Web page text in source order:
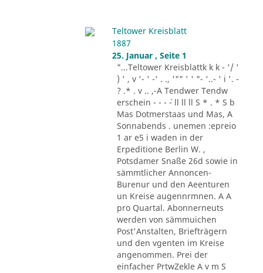
Teltower Kreisblatt
1887
25. Januar , Seite 1
"...Teltower Kreisblattk k k - '/ '
) ' , v '- ' -' . ., '"" ' ' "- '..- ' i '. -
? .* . v .. ,-A Tendwer Tendw
erschein - - - ´- ll ll ll S * . * S b
Mas Dotmerstaas und Mas, A
Sonnabends . unemen :epreio
1 ar e5 i waden in der
Erpeditione Berlin W. ,
Potsdamer Snaße 26d sowie in
sämmtlicher Annoncen-
Burenur und den Aeenturen
un Kreise augennrmnen. A A
pro Quartal. Abonnerneuts
werden von sämmuichen
Post'Anstalten, Briefträgern
und den vgenten im Kreise
angenommen. Prei der
einfacher PrtwZekle A v m S